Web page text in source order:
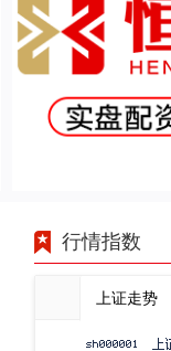
行情指数
上证走势